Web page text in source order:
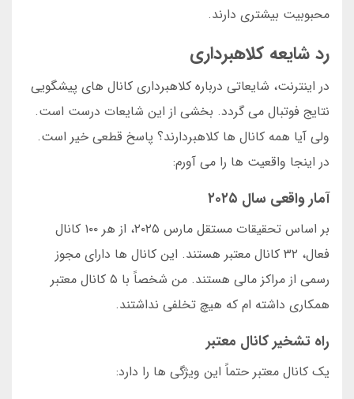
محبوبیت بیشتری دارند.
رد شایعه کلاهبرداری
در اینترنت، شایعاتی درباره کلاهبرداری کانال های پیشگویی
نتایج فوتبال می گردد. بخشی از این شایعات درست است.
ولی آیا همه کانال ها کلاهبردارند؟ پاسخ قطعی خیر است.
در اینجا واقعیت ها را می آورم:
آمار واقعی سال ۲۰۲۵
بر اساس تحقیقات مستقل مارس ۲۰۲۵، از هر ۱۰۰ کانال
فعال، ۳۲ کانال معتبر هستند. این کانال ها دارای مجوز
رسمی از مراکز مالی هستند. من شخصاً با ۵ کانال معتبر
همکاری داشته ام که هیچ تخلفی نداشتند.
راه تشخیر کانال معتبر
یک کانال معتبر حتماً این ویژگی ها را دارد: